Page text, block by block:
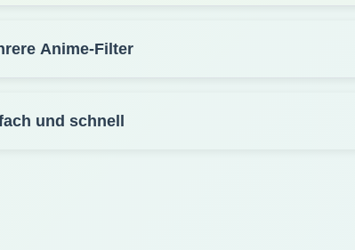
Anime-Filter
und schnell